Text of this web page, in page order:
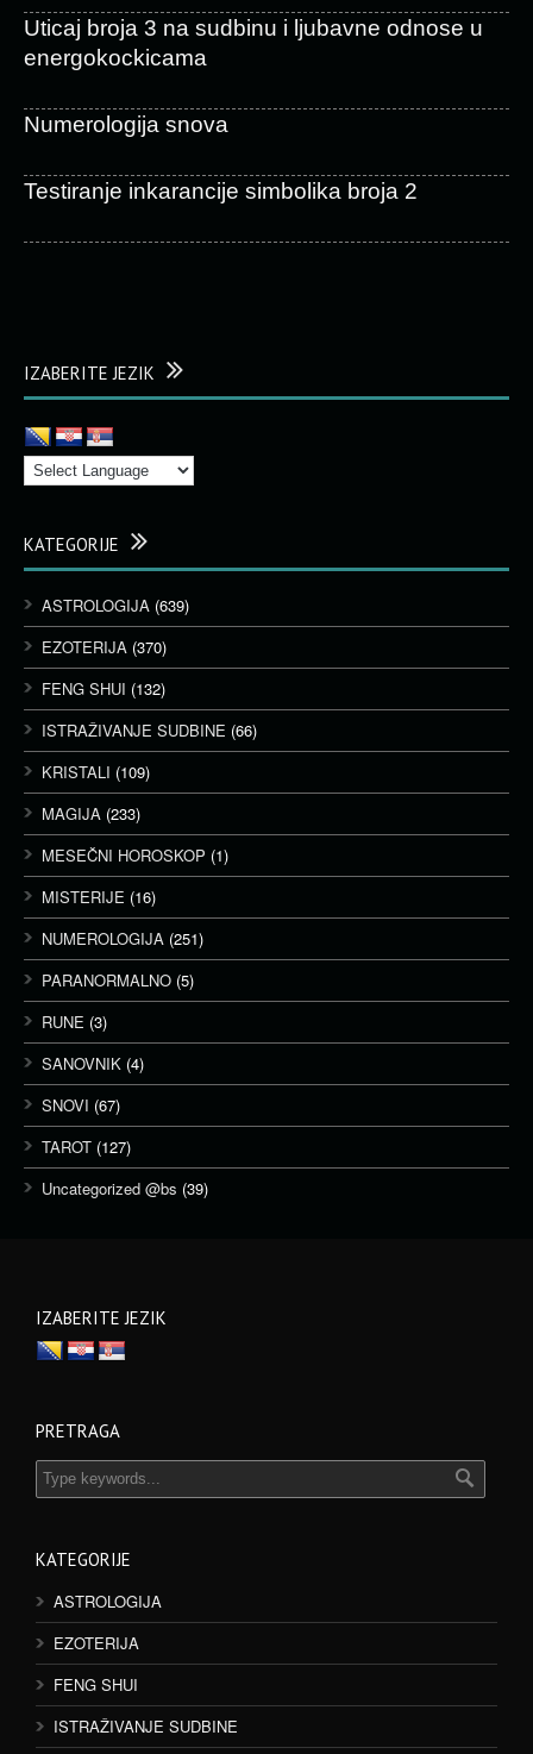
Uticaj broja 3 na sudbinu i ljubavne odnose u
energokockicama
Numerologija snova
Testiranje inkarancije simbolika broja 2
IZABERITE JEZIK
KATEGORIJE
ASTROLOGIJA (639)
EZOTERIJA (370)
FENG SHUI (132)
ISTRAŽIVANJE SUDBINE (66)
KRISTALI (109)
MAGIJA (233)
MESEČNI HOROSKOP (1)
MISTERIJE (16)
NUMEROLOGIJA (251)
PARANORMALNO (5)
RUNE (3)
SANOVNIK (4)
SNOVI (67)
TAROT (127)
Uncategorized @bs (39)
IZABERITE JEZIK
PRETRAGA
KATEGORIJE
ASTROLOGIJA
EZOTERIJA
FENG SHUI
ISTRAŽIVANJE SUDBINE